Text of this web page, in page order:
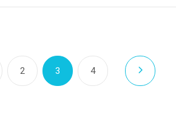
2 3 4